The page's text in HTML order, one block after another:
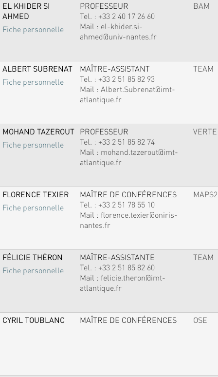
EL KHIDER SI
AHMED
Fiche personnelle
PROFESSEUR
Tel. : +33 2 40 17 26 60
Mail : el-khider.si-
ahmed@univ-nantes.fr
BAM
ALBERT SUBRENAT
Fiche personnelle
MAÎTRE-ASSISTANT
Tel. : +33 2 51 85 82 93
Mail : Albert.Subrenat@imt-
atlantique.fr
TEAM
MOHAND TAZEROUT
Fiche personnelle
PROFESSEUR
Tel. : +33 2 51 85 82 74
Mail : mohand.tazerout@imt-
atlantique.fr
VERTE
FLORENCE TEXIER
Fiche personnelle
MAÎTRE DE CONFÉRENCES
Tel. : +33 2 51 78 55 10
Mail : florence.texier@oniris-
nantes.fr
MAPS2
FÉLICIE THÉRON
Fiche personnelle
MAÎTRE-ASSISTANTE
Tel. : +33 2 51 85 82 60
Mail : felicie.theron@imt-
atlantique.fr
TEAM
CYRIL TOUBLANC MAÎTRE DE CONFÉRENCES OSE